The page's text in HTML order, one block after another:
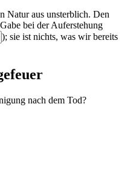
Natur aus unsterblich. Den
bei der Auferstehung
); sie ist nichts, was wir bereits
nach dem Tod?